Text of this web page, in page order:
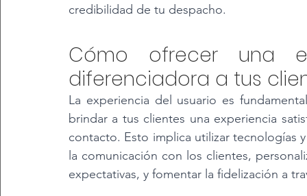
credibilidad de tu despacho.
Cómo ofrecer una
diferenciadora a tus
La experiencia del usuario es
brindar a tus clientes una experiencia
contacto. Esto implica utilizar tecnologías
la comunicación con los clientes,
expectativas, y fomentar la fidelización a